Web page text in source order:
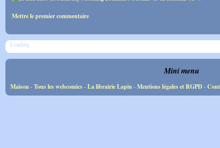
Mettre le premier commentaire
Loading
Mini menu
Maison-Tous les webcomics-La librairie Lapin-Mentions légales et RGPD-